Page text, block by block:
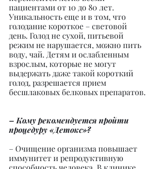
пациентами от 10 до 80 лет.
Уникальность еще и в том, что
голодание короткое – световой
день. Голод не сухой, питьевой
режим не нарушается, можно пить
воду, чай. Детям и ослабленным
взрослым, которые не могут
выдержать даже такой короткий
голод, разрешается прием
бесшлаковых белковых препаратов.
– Кому рекомендуется пройти
процедуру «Детокс»?
– Очищение организма повышает
иммунитет и репродуктивную